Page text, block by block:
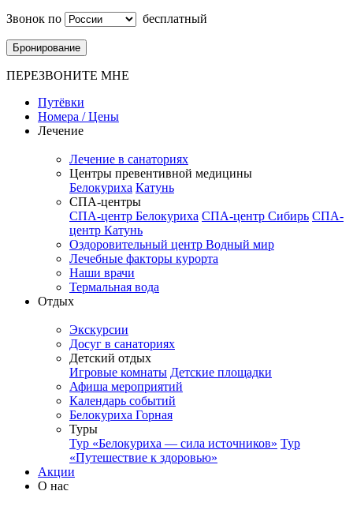
Звонок по
бесплатный
Бронирование
ПЕРЕЗВОНИТЕ МНЕ
Путёвки
Номера / Цены
Лечение
Лечение в санаториях
Центры превентивной медицины
Белокуриха Катунь
СПА-центры
СПА-центр Белокуриха СПА-центр Сибирь СПА-
центр Катунь
Оздоровительный центр Водный мир
Лечебные факторы курорта
Наши врачи
Термальная вода
Отдых
Экскурсии
Досуг в санаториях
Детский отдых
Игровые комнаты Детские площадки
Афиша мероприятий
Календарь событий
Белокуриха Горная
Туры
Тур «Белокуриха — сила источников» Тур
«Путешествие к здоровью»
Акции
О нас